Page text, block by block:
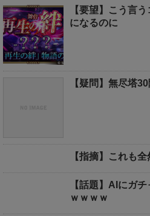
【要望】こう言
になるのに
【疑問】無尽塔
【指摘】これも
【話題】AIにガ
ｗｗｗｗ